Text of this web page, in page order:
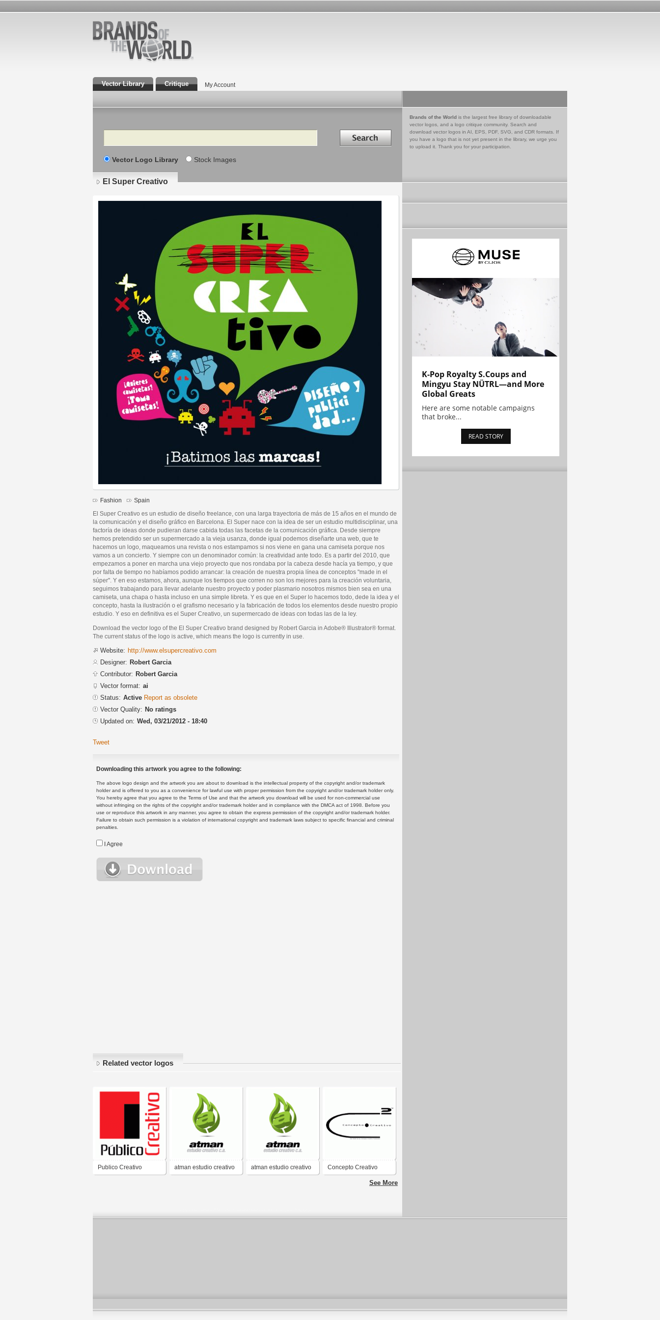
Vector Library Critique My Account
Search Search in
Vector Logo Library Stock Images
Brands of the World is the largest free library of downloadable
vector logos, and a logo critique community. Search and
download vector logos in AI, EPS, PDF, SVG, and CDR formats. If
you have a logo that is not yet present in the library, we urge you
to upload it. Thank you for your participation.
El Super Creativo
Fashion Spain
El Super Creativo es un estudio de diseño freelance, con una larga trayectoria de más de 15 años en el mundo de
la comunicación y el diseño gráfico en Barcelona. El Super nace con la idea de ser un estudio multidisciplinar, una
factoría de ideas donde pudieran darse cabida todas las facetas de la comunicación gráfica. Desde siempre
hemos pretendido ser un supermercado a la vieja usanza, donde igual podemos diseñarte una web, que te
hacemos un logo, maqueamos una revista o nos estampamos si nos viene en gana una camiseta porque nos
vamos a un concierto. Y siempre con un denominador común: la creatividad ante todo. Es a partir del 2010, que
empezamos a poner en marcha una viejo proyecto que nos rondaba por la cabeza desde hacía ya tiempo, y que
por falta de tiempo no habíamos podido arrancar: la creación de nuestra propia línea de conceptos "made in el
súper". Y en eso estamos, ahora, aunque los tiempos que corren no son los mejores para la creación voluntaria,
seguimos trabajando para llevar adelante nuestro proyecto y poder plasmario nosotros mismos bien sea en una
camiseta, una chapa o hasta incluso en una simple libreta. Y es que en el Super lo hacemos todo, dede la idea y el
concepto, hasta la ilustración o el grafismo necesario y la fabricación de todos los elementos desde nuestro propio
estudio. Y eso en definitiva es el Super Creativo, un supermercado de ideas con todas las de la ley.
Download the vector logo of the El Super Creativo brand designed by Robert Garcia in Adobe® Illustrator® format.
The current status of the logo is active, which means the logo is currently in use.
Website: http://www.elsupercreativo.com
Designer: Robert Garcia
Contributor: Robert Garcia
Vector format: ai
Status: Active Report as obsolete
Vector Quality: No ratings
Updated on: Wed, 03/21/2012 - 18:40
Tweet
Downloading this artwork you agree to the following:
The above logo design and the artwork you are about to download is the intellectual property of the copyright and/or trademark
holder and is offered to you as a convenience for lawful use with proper permission from the copyright and/or trademark holder only.
You hereby agree that you agree to the Terms of Use and that the artwork you download will be used for non-commercial use
without infringing on the rights of the copyright and/or trademark holder and in compliance with the DMCA act of 1998. Before you
use or reproduce this artwork in any manner, you agree to obtain the express permission of the copyright and/or trademark holder.
Failure to obtain such permission is a violation of international copyright and trademark laws subject to specific financial and criminal
penalties.
I Agree
Related vector logos
Publico Creativo atman estudio creativo atman estudio creativo Concepto Creativo
See More
K-Pop Royalty S.Coups and
Mingyu Stay NÜTRL—and More
Global Greats
Here are some notable campaigns
that broke...
READ STORY